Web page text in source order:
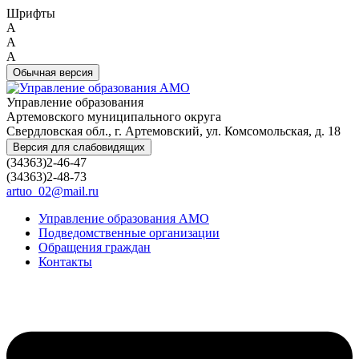
Шрифты
A
A
A
Обычная версия
Управление образования
Артемовского муниципального округа
Свердловская обл., г. Артемовский, ул. Комсомольская, д. 18
Версия для слабовидящих
(34363)2-46-47
(34363)2-48-73
artuo_02@mail.ru
Управление образования АМО
Подведомственные организации
Обращения граждан
Контакты